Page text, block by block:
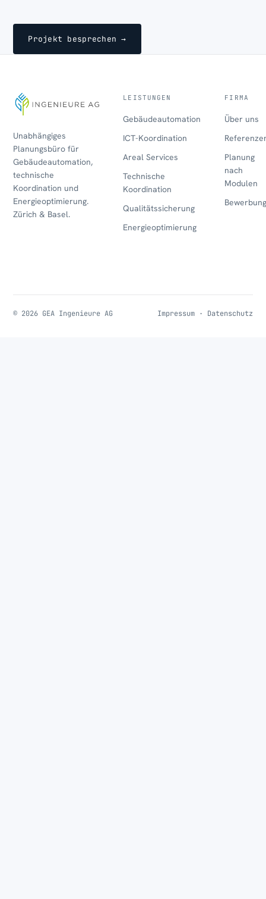
Projekt besprechen →
Unabhängiges
Planungsbüro für
Gebäudeautomation,
technische
Koordination und
Energieoptimierung.
Zürich & Basel.
LEISTUNGEN
Gebäudeautomation
ICT-Koordination
Areal Services
Technische
Koordination
Qualitätssicherung
Energieoptimierung
FIRMA
Über uns
Planung
nach
Modulen
© 2026 GEA Ingenieure AG Impressum· Datenschutz